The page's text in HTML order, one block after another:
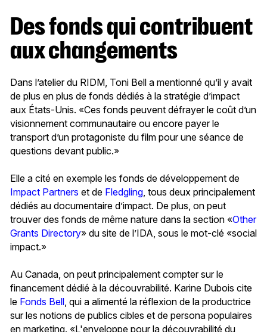
Des fonds qui contribuent
aux changements
Dans l’atelier du RIDM, Toni Bell a mentionné qu’il y avait
de plus en plus de fonds dédiés à la stratégie d’impact
aux États-Unis. «Ces fonds peuvent défrayer le coût d’un
visionnement communautaire ou encore payer le
transport d’un protagoniste du film pour une séance de
questions devant public.»
Elle a cité en exemple les fonds de développement de
Impact Partners et de Fledgling , tous deux principalement
dédiés au documentaire d’impact. De plus, on peut
trouver des fonds de même nature dans la section «Other
Grants Directory» du site de l’IDA, sous le mot-clé «social
impact.»
Au Canada, on peut principalement compter sur le
financement dédié à la découvrabilité. Karine Dubois cite
le Fonds Bell , qui a alimenté la réflexion de la productrice
sur les notions de publics cibles et de persona populaires
en marketing. «L'enveloppe pour la découvrabilité du